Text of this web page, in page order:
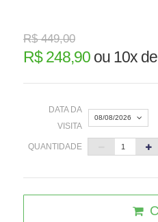
R$ 449,00
R$ 248,90ou 10x
DATA DA
VISITA
08/08/2026
QUANTIDADE